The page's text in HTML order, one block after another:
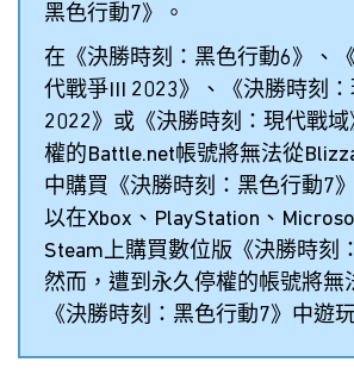
黑色行動7》。
在《決勝時刻：黑色行動6》、
代戰爭III 2023》、《決勝時刻
2022》或《決勝時刻：現代戰
權的Battle.net帳號將無法從
中購買《決勝時刻：黑色行動7
以在Xbox、PlayStation、
Steam上購買數位版《決勝時刻
然而，遭到永久停權的帳號將無
《決勝時刻：黑色行動7》中遊